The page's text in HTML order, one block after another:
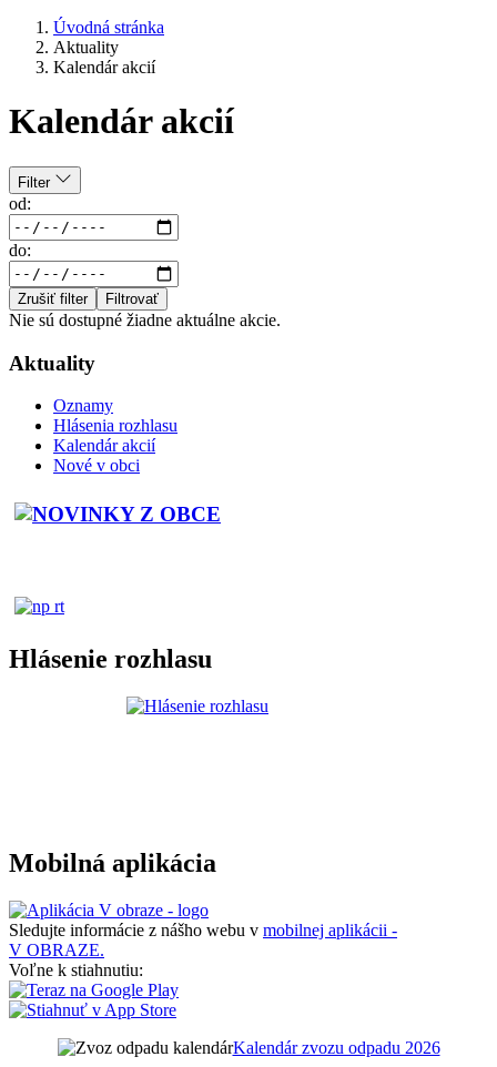
Úvodná stránka
Aktuality
Kalendár akcií
Kalendár akcií
Filter
od:
do:
Zrušiť filter Filtrovať
Nie sú dostupné žiadne aktuálne akcie.
Aktuality
Oznamy
Hlásenia rozhlasu
Kalendár akcií
Nové v obci
Hlásenie rozhlasu
Mobilná aplikácia
Sledujte informácie z nášho webu v mobilnej aplikácii -
V OBRAZE.
Voľne k stiahnutiu:
Kalendár zvozu odpadu 2026